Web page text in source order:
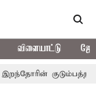
விளையாட்டு
இறந்தோரின்